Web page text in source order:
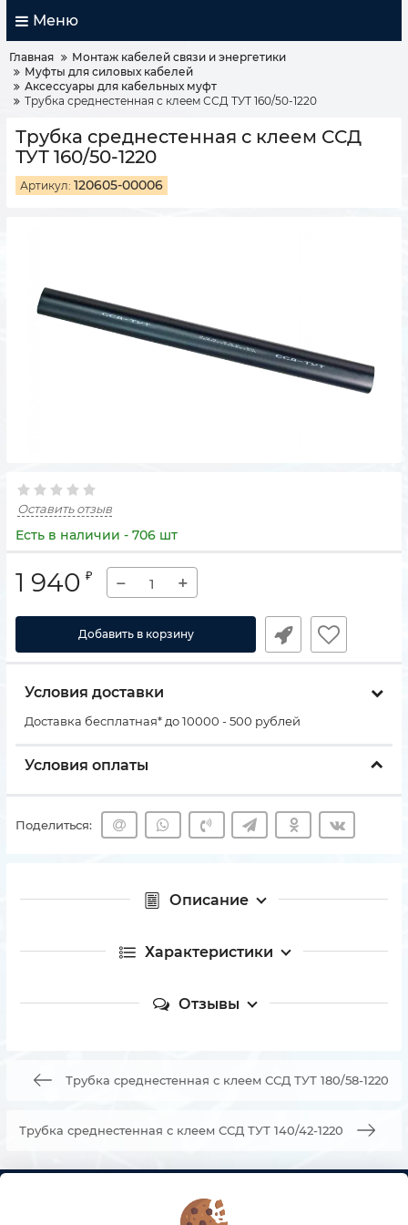
Меню
Главная
Монтаж кабелей связи и энергетики
Муфты для силовых кабелей
Аксессуары для кабельных муфт
Трубка среднестенная с клеем ССД ТУТ 160/50-1220
Трубка среднестенная с клеем ССД
ТУТ 160/50-1220
Артикул: 120605-00006
Оставить отзыв
Есть в наличии - 706 шт
1 940 ₽ − +
Добавить в корзину
Условия доставки
Доставка бесплатная* до 10000 - 500 рублей
Условия оплаты
Поделиться:
Описание
Характеристики
Отзывы
Трубка среднестенная с клеем ССД ТУТ 180/58-1220
Трубка среднестенная с клеем ССД ТУТ 140/42-1220